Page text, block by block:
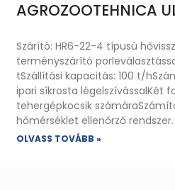
AGROZOOTEHNICA
Szárító: HR6-22-4 típusú
terményszárító
tSzállítási kapacitás: 100 t/
ipari síkrosta légelszívássalKét
tehergépkocsik
hőmérséklet ellenőrző
OLVASS TOVÁBB »